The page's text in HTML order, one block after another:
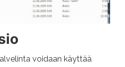
voidaan käyttää